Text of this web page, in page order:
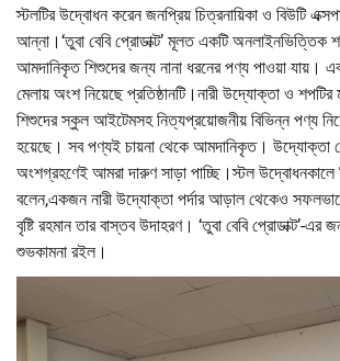
স্টলটির উদ্বোধন করেন জনপ্রিয় চিত্রনায়িকা ও বিউটি
আন্না।‘তুবা বেবি প্রোডাক্ট’ মূলত একটি অনলাইনভিত্তিক
আমদানিকৃত শিশুদের জন্য নানা ধরনের পণ্য পাওয়া যায়।
মেলায় অংশ নিয়েছে প্রতিষ্ঠানটি।নারী উদ্যোক্তা ও শপটির
শিশুদের স্কুল আইটেমসহ নিত্যপ্রয়োজনীয় বিভিন্ন পণ্য
হয়েছে। সব পণ্যই চায়না থেকে আমদানিকৃত। উদ্যোক্তা
অংশগ্রহণেই আমরা দারুণ সাড়া পাচ্ছি।স্টল উদ্বোধনকালে
বলেন,একজন নারী উদ্যোক্তা পর্দার আড়াল থেকেও
বৃষ্টি রহমান তার বাস্তব উদাহরণ। ‘তুবা বেবি প্রোডাক্ট’-
শুভকামনা রইল।